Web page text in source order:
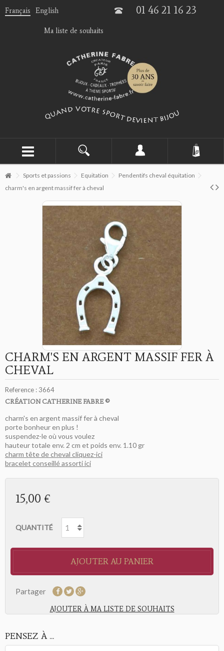
Français English 01 46 21 16 23
Ma liste de souhaits
Sports et passions Equitation
Pendentifs cheval équitation
charm's en argent massif fer à cheval
CHARM'S EN ARGENT MASSIF FER À
CHEVAL
Reference : 3664
CRÉATION CATHERINE FABRE ©
charm's en argent massif fer à cheval
porte bonheur en plus !
suspendez-le où vous voulez
hauteur totale env. 2 cm et poids env. 1.10 gr
charm tête de cheval cliquez-ici
bracelet conseillé assorti ici
15,00 €
QUANTITÉ
AJOUTER AU PANIER
Partager
AJOUTER À MA LISTE DE SOUHAITS
PENSEZ À ...